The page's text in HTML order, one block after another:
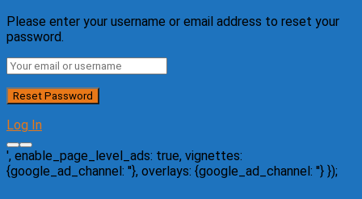
Please enter your username or email address to reset your
password.
Log In
', enable_page_level_ads: true, vignettes:
{google_ad_channel: ''}, overlays: {google_ad_channel: ''} });